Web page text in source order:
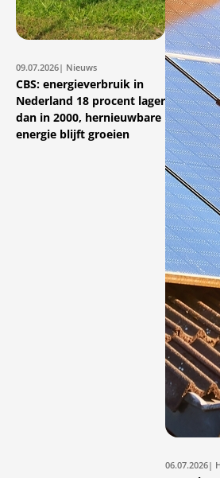
09.07.2026| Nieuws
CBS: energieverbruik in
Nederland 18 procent lager
dan in 2000, hernieuwbare
energie blijft groeien
06.07.2026|